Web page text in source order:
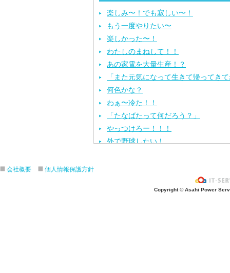
楽しみ〜！でも寂しい〜！
もう一度やりたい〜
楽しかった〜！
わたしのまねして！！
あの家電を大量生産！？
「また元気になって生きて帰ってき
何色かな？
わぁ〜冷た！！
「たなばたって何だろう？」
やっつけろー！！！
外で野球したい！
あの先生はだ〜れ？
会社概要 個人情報保護方針
Copyright © Asahi Power